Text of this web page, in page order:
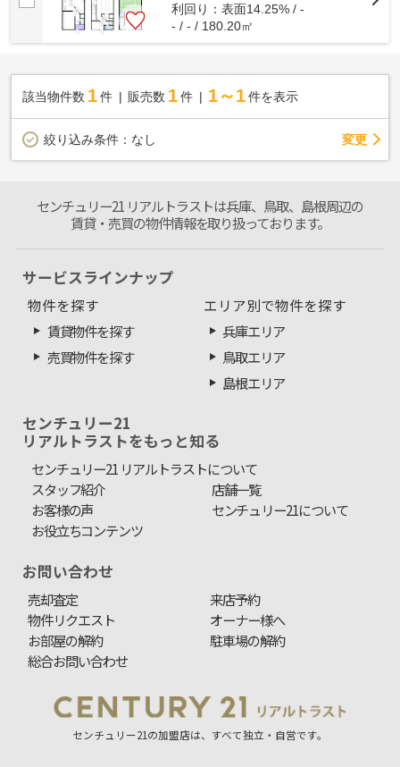
利回り：表面14.25% / -
- / - / 180.20㎡
該当物件数 1件 販売数 1 件 1～1 件を表示
絞り込み条件： なし 変更
センチュリー21 リアルトラストは兵庫、鳥取、島根周辺の
賃貸・売買の物件情報を取り扱っております。
サービスラインナップ
物件を探す
賃貸物件を探す
売買物件を探す
エリア別で物件を探す
兵庫エリア
鳥取エリア
島根エリア
センチュリー21
リアルトラストをもっと知る
センチュリー21 リアルトラストについて
スタッフ紹介
店舗一覧
お客様の声
センチュリー21について
お役立ちコンテンツ
お問い合わせ
売却査定
来店予約
物件リクエスト
オーナー様へ
お部屋の解約
駐車場の解約
総合お問い合わせ
センチュリー21の加盟店は、すべて独立・自営です。